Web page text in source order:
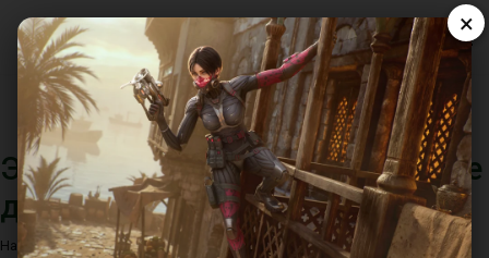
×
Эмуляторы для Sega Mega Drive
для ПК
На нашем сайте вы можете найти множество эмуляторов для Sega